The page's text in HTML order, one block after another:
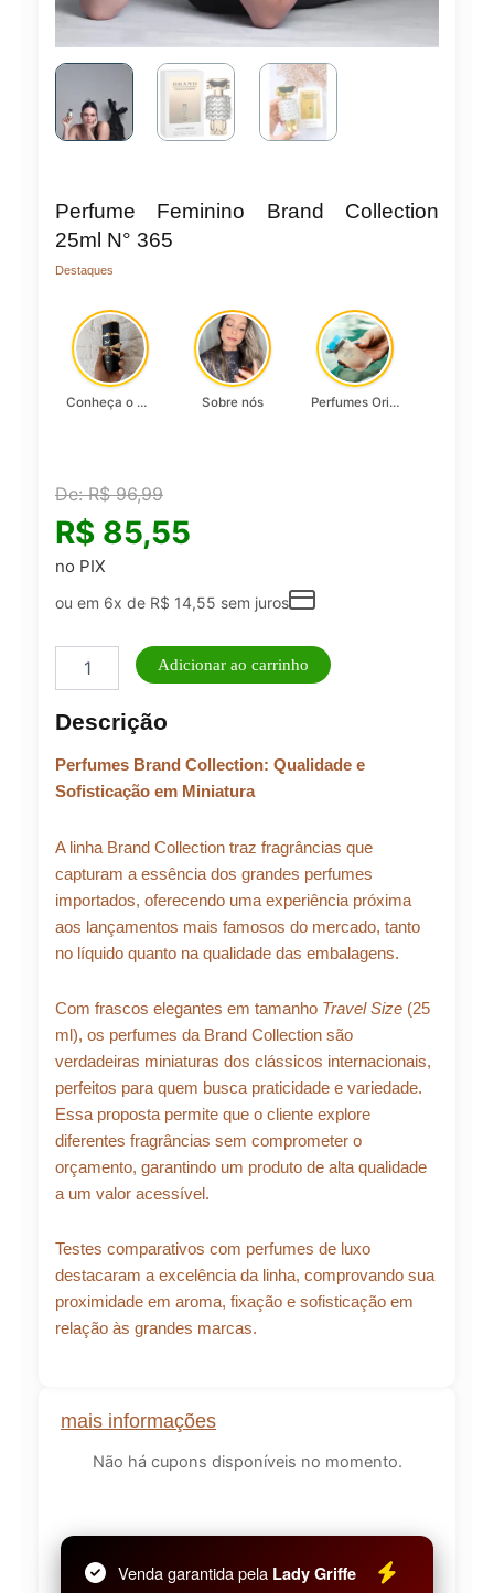
mais informações
Não há cupons disponíveis no momento.
Venda garantida pela Lady Griffe
Perfume Feminino Brand Collection
25ml N° 365
Destaques
Conheça o Asad, da Lattafa… Sobre nós Perfumes Originais
De:R$96,99
R$ 85,55
no PIX
ou em 6x de R$ 14,55 sem juros
Feminino
Collection
N°
365
Adicionar ao carrinho
Descrição
Perfumes Brand Collection: Qualidade e
Sofisticação em Miniatura
A linha Brand Collection traz fragrâncias que
capturam a essência dos grandes perfumes
importados, oferecendo uma experiência próxima
aos lançamentos mais famosos do mercado, tanto
no líquido quanto na qualidade das embalagens.
Com frascos elegantes em tamanho Travel Size (25
ml), os perfumes da Brand Collection são
verdadeiras miniaturas dos clássicos internacionais,
perfeitos para quem busca praticidade e variedade.
Essa proposta permite que o cliente explore
diferentes fragrâncias sem comprometer o
orçamento, garantindo um produto de alta qualidade
a um valor acessível.
Testes comparativos com perfumes de luxo
destacaram a excelência da linha, comprovando sua
proximidade em aroma, fixação e sofisticação em
relação às grandes marcas.